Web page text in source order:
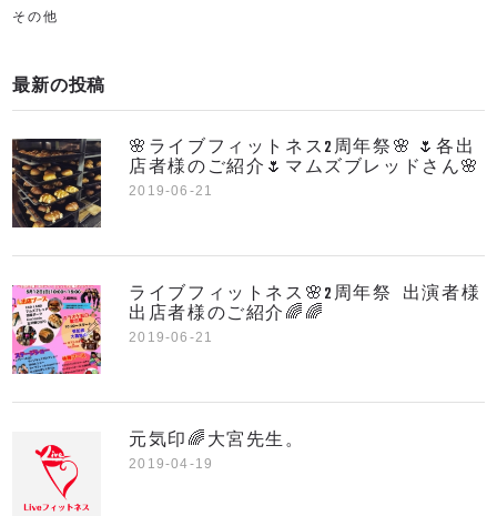
その他
最新の投稿
🌸ライブフィットネス2周年祭🌸 🌷各出
店者様のご紹介🌷マムズブレッドさん🌸
2019-06-21
ライブフィットネス🌸2周年祭 出演者様
出店者様のご紹介🌈🌈
2019-06-21
元気印🌈大宮先生。
2019-04-19